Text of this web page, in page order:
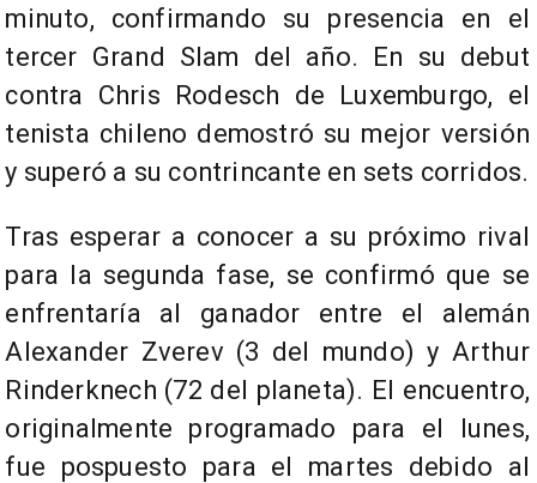
minuto, confirmando su presencia en el
tercer Grand Slam del año. En su debut
contra Chris Rodesch de Luxemburgo, el
tenista chileno demostró su mejor versión
y superó a su contrincante en sets corridos.
Tras esperar a conocer a su próximo rival
para la segunda fase, se confirmó que se
enfrentaría al ganador entre el alemán
Alexander Zverev (3 del mundo) y Arthur
Rinderknech (72 del planeta). El encuentro,
originalmente programado para el lunes,
fue pospuesto para el martes debido al